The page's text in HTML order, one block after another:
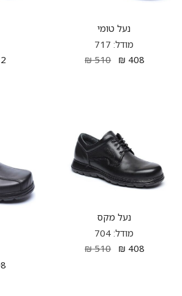
נעל טומי
מודל: 717
₪ 408
₪510
נעל מקס
מודל: 704
₪ 408
₪510